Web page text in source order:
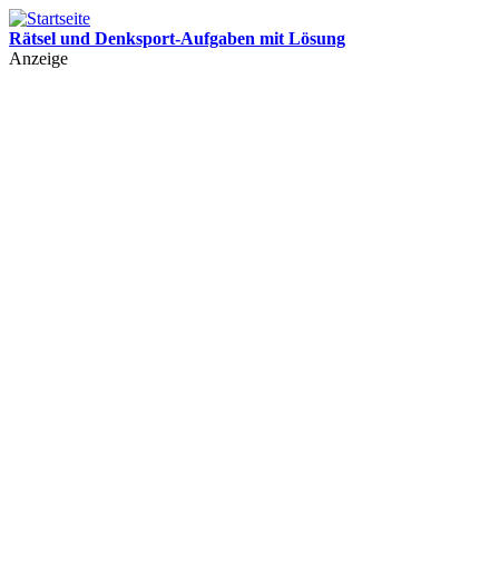
Rätsel und Denksport-Aufgaben mit Lösung
Leichte und schwere Rätsel für Kinder und Erwachsene mit Lösung
Anzeige